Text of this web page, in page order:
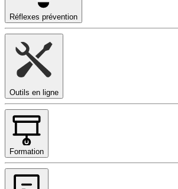
Réflexes prévention
Outils en ligne
Formation